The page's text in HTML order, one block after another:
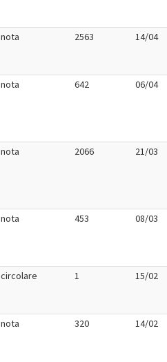
nota 2563 14/04
nota 642 06/04
nota 2066 21/03
nota 453 08/03
circolare 1 15/02
nota 320 14/02